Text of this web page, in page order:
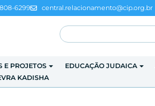
6299 central.relacionamento@cip.org.br
E PROJETOS EDUCAÇÃO JUDAICA
KADISHA